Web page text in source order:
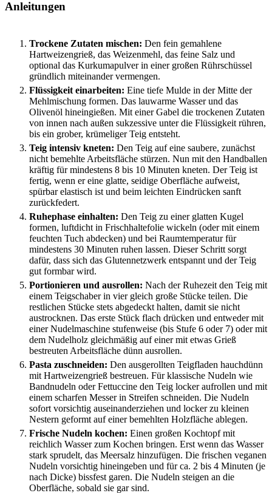
Anleitungen
Trockene Zutaten mischen: Den fein gemahlene
Hartweizengrieß, das Weizenmehl, das feine Salz und
optional das Kurkumapulver in einer großen Rührschüssel
gründlich miteinander vermengen.
Flüssigkeit einarbeiten: Eine tiefe Mulde in der Mitte der
Mehlmischung formen. Das lauwarme Wasser und das
Olivenöl hineingießen. Mit einer Gabel die trockenen Zutaten
von innen nach außen sukzessive unter die Flüssigkeit rühren,
bis ein grober, krümeliger Teig entsteht.
Teig intensiv kneten: Den Teig auf eine saubere, zunächst
nicht bemehlte Arbeitsfläche stürzen. Nun mit den Handballen
kräftig für mindestens 8 bis 10 Minuten kneten. Der Teig ist
fertig, wenn er eine glatte, seidige Oberfläche aufweist,
spürbar elastisch ist und beim leichten Eindrücken sanft
zurückfedert.
Ruhephase einhalten: Den Teig zu einer glatten Kugel
formen, luftdicht in Frischhaltefolie wickeln (oder mit einem
feuchten Tuch abdecken) und bei Raumtemperatur für
mindestens 30 Minuten ruhen lassen. Dieser Schritt sorgt
dafür, dass sich das Glutennetzwerk entspannt und der Teig
gut formbar wird.
Portionieren und ausrollen: Nach der Ruhezeit den Teig mit
einem Teigschaber in vier gleich große Stücke teilen. Die
restlichen Stücke stets abgedeckt halten, damit sie nicht
austrocknen. Das erste Stück flach drücken und entweder mit
einer Nudelmaschine stufenweise (bis Stufe 6 oder 7) oder mit
dem Nudelholz gleichmäßig auf einer mit etwas Grieß
bestreuten Arbeitsfläche dünn ausrollen.
Pasta zuschneiden: Den ausgerollten Teigfladen hauchdünn
mit Hartweizengrieß bestreuen. Für klassische Nudeln wie
Bandnudeln oder Fettuccine den Teig locker aufrollen und mit
einem scharfen Messer in Streifen schneiden. Die Nudeln
sofort vorsichtig auseinanderziehen und locker zu kleinen
Nestern geformt auf einer bemehlten Holzfläche ablegen.
Frische Nudeln kochen: Einen großen Kochtopf mit
reichlich Wasser zum Kochen bringen. Erst wenn das Wasser
stark sprudelt, das Meersalz hinzufügen. Die frischen veganen
Nudeln vorsichtig hineingeben und für ca. 2 bis 4 Minuten (je
nach Dicke) bissfest garen. Die Nudeln steigen an die
Oberfläche, sobald sie gar sind.